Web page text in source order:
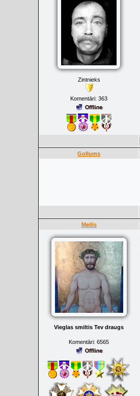
Zintnieks
Komentāri: 363
Gollums
Meilis
Vieglas smiltis Tev draugs
Komentāri: 6565